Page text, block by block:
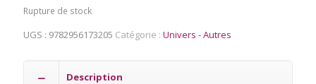
Rupture de stock
UGS : 9782956173205 Catégorie : Univers - Autres
Description